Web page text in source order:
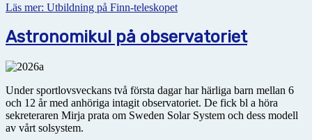
Läs mer: Utbildning på Finn-teleskopet
Astronomikul på observatoriet
Under sportlovsveckans två första dagar har härliga barn mellan 6
och 12 år med anhöriga intagit obser­vatoriet. De fick bl a höra
sekreteraren Mirja prata om Sweden Solar System och dess modell
av vårt solsystem.